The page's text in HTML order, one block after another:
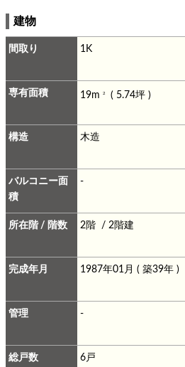
建物
間取り 1K
専有面積 19m2 ( 5.74坪 )
構造 木造
バルコニー面
積
-
所在階 / 階数 2階 / 2階建
完成年月 1987年01月 ( 築39年 )
管理 -
総戸数 6戸